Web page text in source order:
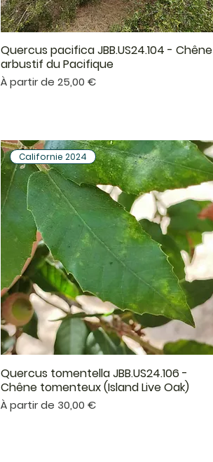
Aperçu rapide
Quercus pacifica JBB.US24.104 - Chêne
arbustif du Pacifique
À partir de25,00 €
Prix promotionnel
Aperçu rapide
Californie 2024
Quercus tomentella JBB.US24.106 -
Chêne tomenteux (Island Live Oak)
À partir de 30,00 €
Prix promotionnel